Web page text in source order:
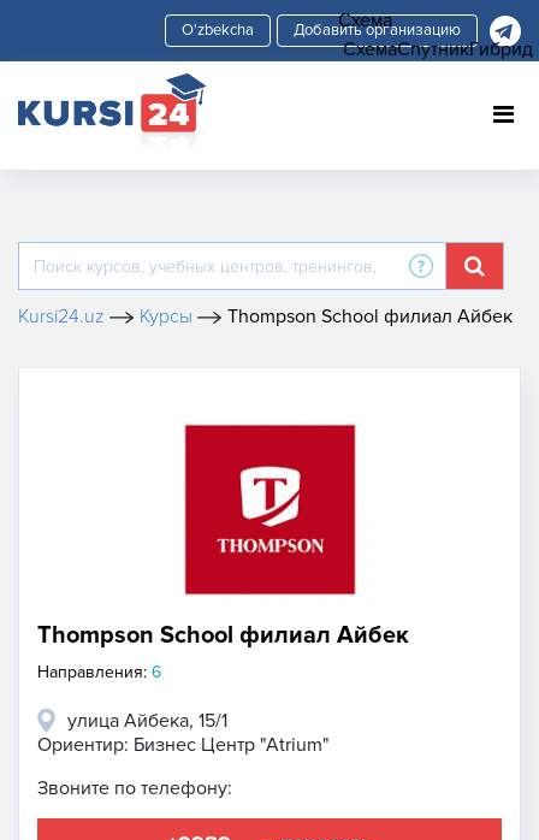
Добавить организацию
Kursi24.uz Курсы Thompson School филиал Айбек
Thompson School филиал Айбек
Направления: 6
улица Айбека, 15/1
Ориентир: Бизнес Центр "Atrium"
Звоните по телефону:
Схема
СхемаСпутникГибрид